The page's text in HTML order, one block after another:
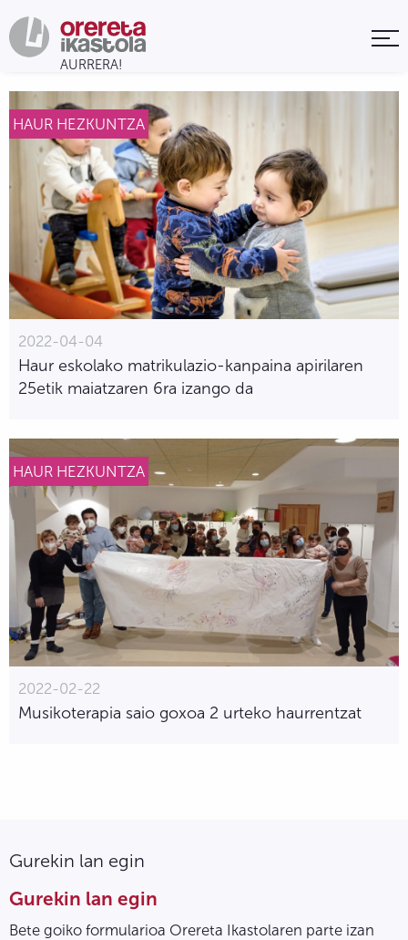
HAUR HEZKUNTZA
2022-04-04
Haur eskolako matrikulazio-kanpaina apirilaren
25etik maiatzaren 6ra izango da
HAUR HEZKUNTZA
2022-02-22
Musikoterapia saio goxoa 2 urteko haurrentzat
Gurekin lan egin
Gurekin lan egin
Bete goiko formularioa Orereta Ikastolaren parte izan